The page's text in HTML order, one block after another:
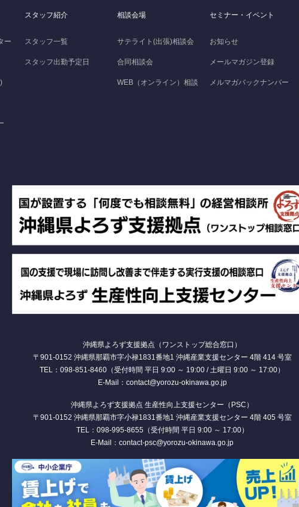
ー
スタッフ紹介
スタッフ一覧
スタッフ出勤予定日
相談会場
サテライト(出張)相談会
合同相談会
WEB（オンライン）相談
セミナー・イベント
お知らせ
メールマガジン登録
メルマガバックナンバー
沖縄県よろず支援拠点（ワンストップ総合窓口）
〒901-0152 沖縄県那覇市字小禄1831番地1 沖縄産業支援センター 4階 414 号室
TEL：098-851-8460（受付時間 平日 9:00 ～ 19:00 / 土曜日 9:00 ～ 17:00）
E-Mail：contact@yorozu-okinawa.go.jp
沖縄県よろず支援拠点 生産性向上支援センター（PSC）
〒901-0152 沖縄県那覇市字小禄1831番地1 沖縄産業支援センター 4階 405 号室
TEL：098-995-8655（受付時間 平日 9:00 ～ 17:00）
E-Mail：contact-psc@yorozu-okinawa.go.jp